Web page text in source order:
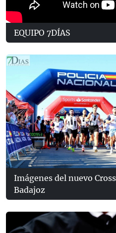
EQUIPO 7DÍAS
Imágenes del nuevo
Badajoz